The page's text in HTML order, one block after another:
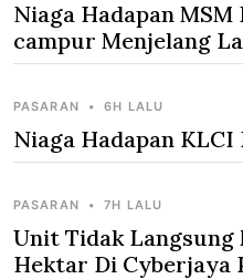
Niaga Hadapan
campur Menjelang
PASARAN • 6H LALU
Niaga Hadapan
PASARAN • 7H LALU
Unit Tidak Langsung
Hektar Di Cyberjaya